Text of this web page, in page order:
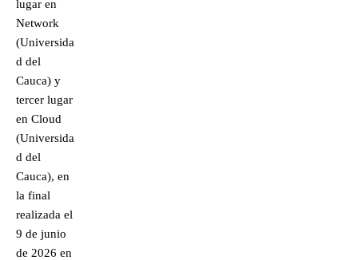
lugar en
Network
(Universida
d del
Cauca) y
tercer lugar
en Cloud
(Universida
d del
Cauca), en
la final
realizada el
9 de junio
de 2026 en